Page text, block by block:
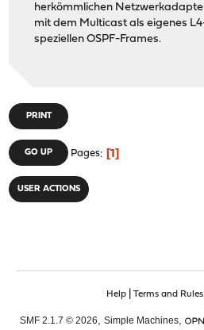
herkömmlichen
mit dem Multicast als eigenes
speziellen OSPF-Frames.
PRINT
GO UP Pages 1
USER ACTIONS
Help| Terms and Rules|
SMF 2.1.7 © 2026, Simple Machines,